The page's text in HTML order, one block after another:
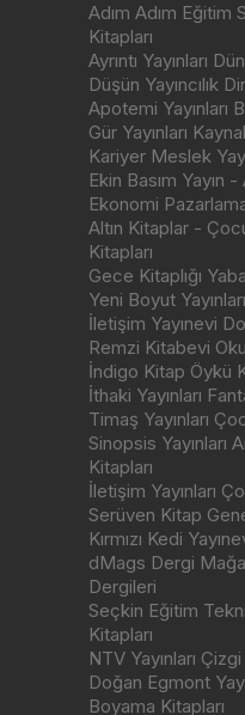
Adım Adım Eğitim
Kitapları
Ayrıntı Yayınları
Düşün Yayıncılık
Apotemi Yayınları
Gür Yayınları
Kariyer Meslek
Ekin Basım Yayın
Ekonomi
Altın Kitaplar -
Kitapları
Gece Kitaplığı
Yeni Boyut
İletişim Yayınevi
Remzi Kitabevi
İndigo Kitap Öykü
İthaki Yayınları
Timaş Yayınları
Sinopsis Yayınları
Kitapları
İletişim Yayınları
Serüven Kitap
Kırmızı Kedi
dMags Dergi
Dergileri
Seçkin Eğitim
Kitapları
NTV Yayınları
Doğan Egmont
Boyama Kitapları